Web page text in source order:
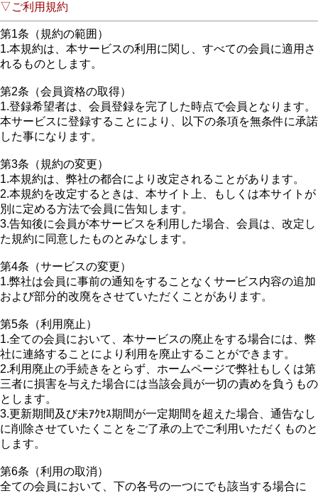
▽ご利用規約
第1条（規約の範囲）
1.本規約は、本サービスの利用に関し、すべての会員に適用さ
れるものとします。
第2条（会員資格の取得）
1.登録希望者は、会員登録を完了した時点で会員となります。
本サービスに登録することにより、以下の条項を無条件に承諾
した事になります。
第3条（規約の変更）
1.本規約は、弊社の都合により改定されることがあります。
2.本規約を改定するときは、本サイト上、もしくは本サイトが
別に定める方法で会員に告知します。
3.告知後に会員が本サービスを利用した場合、会員は、改定し
た規約に同意したものとみなします。
第4条（サービスの変更）
1.弊社は会員に事前の通知をすることなくサービス内容の追加
および部分的改廃をさせていただくことがあります。
第5条（利用廃止）
1.全ての会員において、本サービスの廃止をする場合には、弊
社に連絡することにより利用を廃止することができます。
2.利用廃止の手続きをとらず、ホームページで弊社もしくは第
三者に損害を与えた場合には当該会員が一切の責めを負うもの
とします。
3.更新期間及び未ｱｸｾｽ期間が一定期間を超えた場合、通告なし
に削除させていたくことをご了承の上でご利用いただくものと
します。
第6条（利用の取消）
全ての会員において、下の各号の一つにでも該当する場合に